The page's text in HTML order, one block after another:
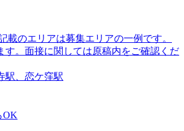
のエリアは募集エリアの一例です。
す。面接に関しては原稿内をご確認くだ
駅、恋ケ窪駅
OK